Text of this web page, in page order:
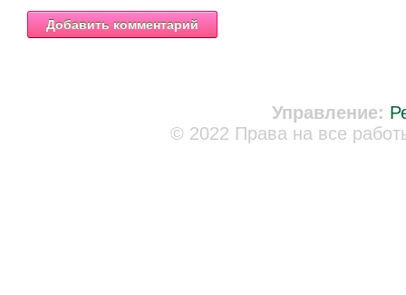
Управление:
© 2022 Права на все